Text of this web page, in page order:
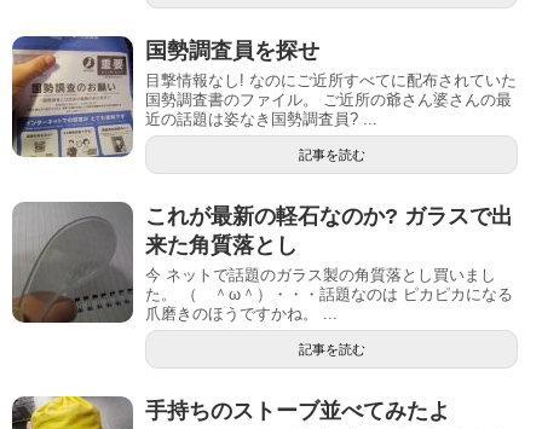
国勢調査員を探せ
目撃情報なし! なのにご近所すべてに配布されていた
国勢調査書のファイル。 ご近所の爺さん婆さんの最
近の話題は姿なき国勢調査員? ...
記事を読む
これが最新の軽石なのか? ガラスで出
来た角質落とし
今 ネットで話題のガラス製の角質落とし買いまし
た。 （ ＾ω＾）・・・話題なのは ピカピカになる
爪磨きのほうですかね。 ...
記事を読む
手持ちのストーブ並べてみたよ